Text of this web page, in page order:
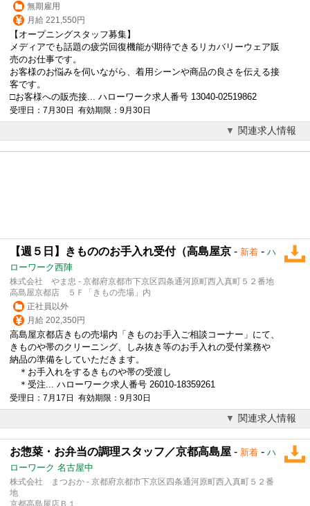
無期雇用
月給 221,550円
【オープニングスタッフ募集】
メディアでも話題の疲労回復機能が期待できるリカバリーウェア販
売のお仕事です。
お客様のお悩みを伺いながら、着用シーンや商品の良さを伝える接
客です。
□お客様への販売接... ハローワーク求人番号 13040-02519862
受理日：7月30日 有効期限：9月30日
関連求人情報
【週５日】きもののお手入れ受付（高島屋京 - 新着 - ハ
ローワーク西陣
株式会社 やま忠 - 京都府京都市下京区四条通河原町西入真町５２番地
高島屋京都店 ５Ｆ「きもの売場」内
正社員以外
月給 202,350円
高島屋京都店きもの売場内「きものお手入ご相談コーナー」にて、
きものや帯のクリーニング、しみ抜き等のお手入れの受付業務や
納品の準備をしていただきます。
＊お手入れをするきものや帯の受渡し
＊受注... ハローワーク求人番号 26010-18359261
受理日：7月17日 有効期限：9月30日
関連求人情報
お惣菜・お弁当の調理スタッフ／京都高島屋 - 新着 - ハ
ローワーク 名古屋中
株式会社 まつおか - 京都府京都市下京区四条通河原町西入真町５２番
地
京都高島屋店Ｂ１